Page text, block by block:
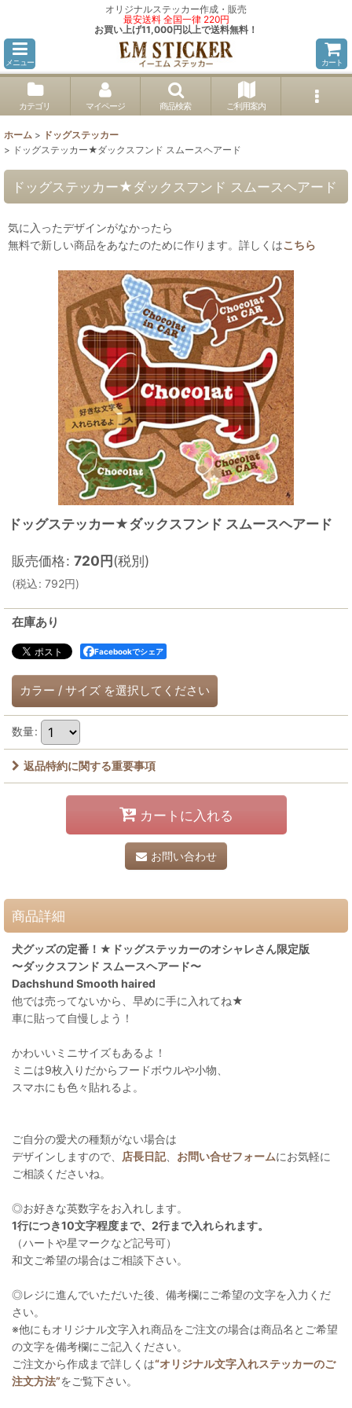
オリジナルステッカー作成・販売
最安送料 全国一律 220円
お買い上げ11,000円以上で送料無料！
メニュー カート
カテゴリ マイページ 商品検索 ご利用案内
ホーム > ドッグステッカー
> ドッグステッカー★ダックスフンド スムースヘアード
ドッグステッカー★ダックスフンド スムースヘアード
気に入ったデザインがなかったら
無料で新しい商品をあなたのために作ります。詳しくはこちら
ドッグステッカー★ダックスフンド スムースヘアード
販売価格: 720円(税別)
(税込: 792円)
在庫あり
Facebookでシェア
カラー / サイズ を選択してください
数量:
返品特約に関する重要事項
カートに入れる
お問い合わせ
商品詳細
犬グッズの定番！★ドッグステッカーのオシャレさん限定版
〜ダックスフンド スムースヘアード〜
Dachshund Smooth haired
他では売ってないから、早めに手に入れてね★
車に貼って自慢しよう！
かわいいミニサイズもあるよ！
ミニは9枚入りだからフードボウルや小物、
スマホにも色々貼れるよ。
ご自分の愛犬の種類がない場合は
デザインしますので、
店長日記、 お問い合せフォームにお気軽に
ご相談くださいね。
◎お好きな英数字をお入れします。
1行につき10文字程度まで、2行まで入れられます。
（ハートや星マークなど記号可）
和文ご希望の場合はご相談下さい。
◎レジに進んでいただいた後、備考欄にご希望の文字を入力くだ
さい。
※他にもオリジナル文字入れ商品をご注文の場合は商品名とご希望
の文字を備考欄にご記入ください。
ご注文から作成まで詳しくは“オリジナル文字入れステッカーのご
注文方法”をご覧下さい。